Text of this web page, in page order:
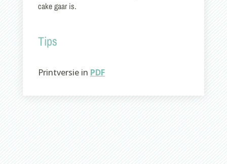
cake gaar is.
Tips
Printversie in PDF